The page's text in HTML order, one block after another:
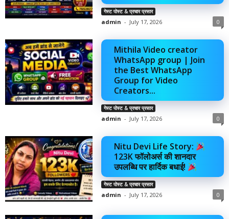
गेस्ट पोस्ट & प्रचार प्रसार
admin - July 17, 2026 0
Mithila Video creator
WhatsApp group | Join
the Best WhatsApp
Group for Video
Creators...
गेस्ट पोस्ट & प्रचार प्रसार
admin - July 17, 2026 0
Nitu Devi Life Story:
123K फॉलोअर्स की शानदार
उपलब्धि पर हार्दिक बधाई!
गेस्ट पोस्ट & प्रचार प्रसार
admin - July 17, 2026 0